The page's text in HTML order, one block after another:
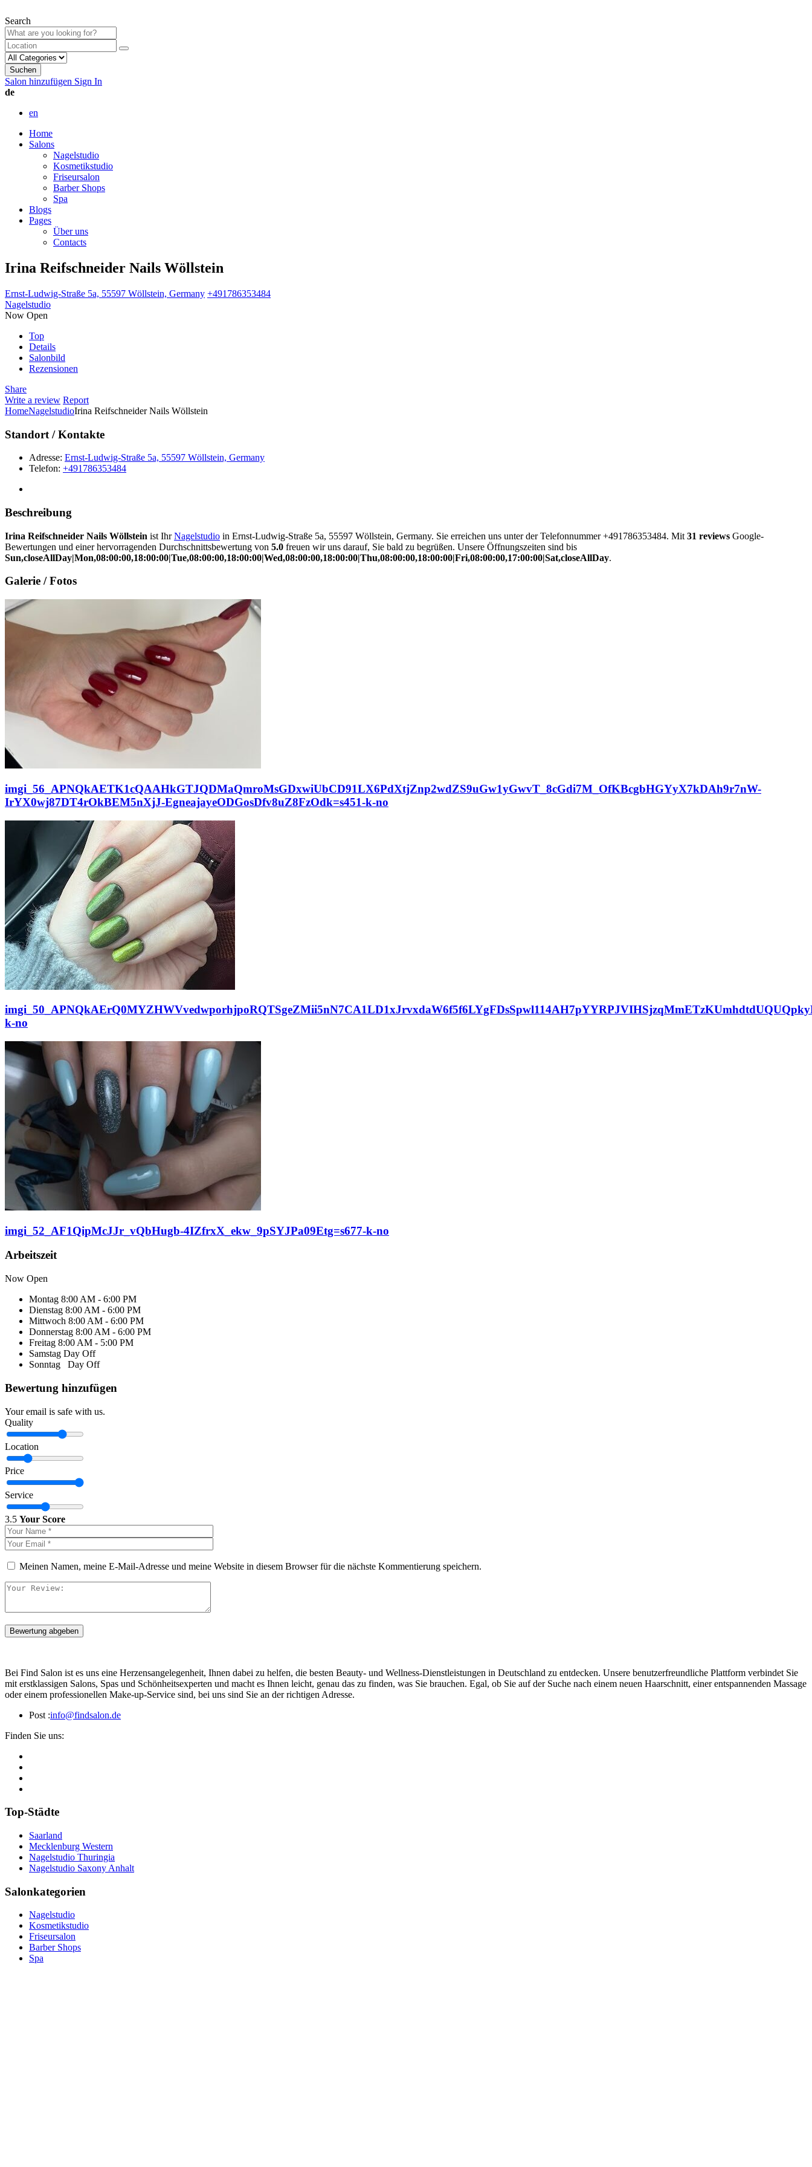
Search
Suchen
Salon hinzufügen Sign In
de
en
Home
Salons
Nagelstudio
Kosmetikstudio
Friseursalon
Barber Shops
Spa
Blogs
Pages
Über uns
Contacts
Irina Reifschneider Nails Wöllstein
Ernst-Ludwig-Straße 5a, 55597 Wöllstein, Germany +491786353484
Nagelstudio
Now Open
Top
Details
Salonbild
Rezensionen
Share
Write a review Report
HomeNagelstudioIrina Reifschneider Nails Wöllstein
Standort / Kontakte
Adresse: Ernst-Ludwig-Straße 5a, 55597 Wöllstein, Germany
Telefon: +491786353484
Beschreibung
Irina Reifschneider Nails Wöllstein ist IhrNagelstudio in Ernst-Ludwig-Straße 5a, 55597 Wöllstein, Germany. Sie erreichen uns unter der Telefonnummer +491786353484. Mit 31 reviews Google-
Bewertungen und einer hervorragenden Durchschnittsbewertung von 5.0 freuen wir uns darauf, Sie bald zu begrüßen. Unsere Öffnungszeiten sind bis
Sun,closeAllDay|Mon,08:00:00,18:00:00|Tue,08:00:00,18:00:00|Wed,08:00:00,18:00:00|Thu,08:00:00,18:00:00|Fri,08:00:00,17:00:00|Sat,closeAllDay.
Galerie / Fotos
imgi_56_APNQkAETK1cQAAHkGTJQDMaQmroMsGDxwiUbCD91LX6PdXtjZnp2wdZS9uGw1yGwvT_8cGdi7M_OfKBcgbHGYyX7kDAh9r7nW-
IrYX0wj87DT4rOkBEM5nXjJ-EgneajayeODGosDfv8uZ8FzOdk=s451-k-no
k-no
imgi_52_AF1QipMcJJr_vQbHugb-4IZfrxX_ekw_9pSYJPa09Etg=s677-k-no
Arbeitszeit
Now Open
Montag 8:00 AM - 6:00 PM
Dienstag 8:00 AM - 6:00 PM
Mittwoch 8:00 AM - 6:00 PM
Donnerstag 8:00 AM - 6:00 PM
Freitag 8:00 AM - 5:00 PM
Samstag Day Off
Sonntag Day Off
Bewertung hinzufügen
Your email is safe with us.
Quality
Location
Price
Service
3.5 Your Score
Meinen Namen, meine E-Mail-Adresse und meine Website in diesem Browser für die nächste Kommentierung speichern.
Bewertung abgeben
Bei Find Salon ist es uns eine Herzensangelegenheit, Ihnen dabei zu helfen, die besten Beauty- und Wellness-Dienstleistungen in Deutschland zu entdecken. Unsere benutzerfreundliche Plattform verbindet Sie
mit erstklassigen Salons, Spas und Schönheitsexperten und macht es Ihnen leicht, genau das zu finden, was Sie brauchen. Egal, ob Sie auf der Suche nach einem neuen Haarschnitt, einer entspannenden Massage
oder einem professionellen Make-up-Service sind, bei uns sind Sie an der richtigen Adresse.
Post :info@findsalon.de
Finden Sie uns:
Top-Städte
Saarland
Mecklenburg Western
Nagelstudio Thuringia
Nagelstudio Saxony Anhalt
Salonkategorien
Nagelstudio
Kosmetikstudio
Friseursalon
Barber Shops
Spa